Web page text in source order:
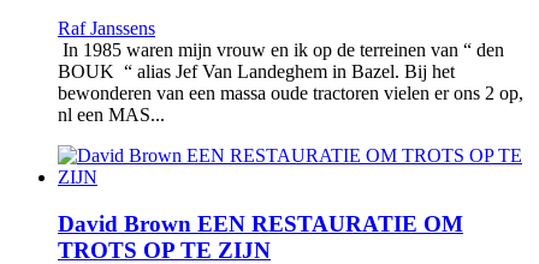
Raf Janssens
In 1985 waren mijn vrouw en ik op de terreinen van “ den
BOUK “ alias Jef Van Landeghem in Bazel. Bij het
bewonderen van een massa oude tractoren vielen er ons 2 op,
nl een MAS...
David Brown EEN RESTAURATIE OM
TROTS OP TE ZIJN